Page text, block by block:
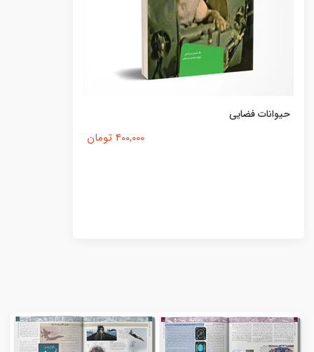
حیوانات فضایی
400,000 تومان